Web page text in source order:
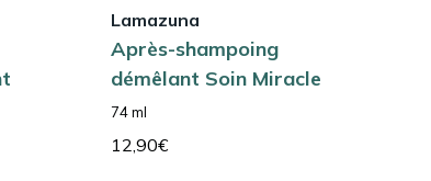
Lamazuna
Après-shampoing
démêlant Soin Miracle
74 ml
12,90€